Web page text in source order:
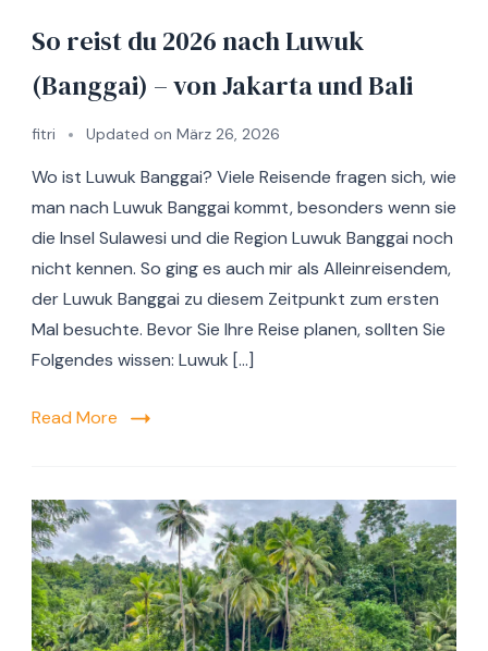
So reist du 2026 nach Luwuk
(Banggai) – von Jakarta und Bali
fitri Updated on März 26, 2026
Wo ist Luwuk Banggai? Viele Reisende fragen sich, wie
man nach Luwuk Banggai kommt, besonders wenn sie
die Insel Sulawesi und die Region Luwuk Banggai noch
nicht kennen. So ging es auch mir als Alleinreisendem,
der Luwuk Banggai zu diesem Zeitpunkt zum ersten
Mal besuchte. Bevor Sie Ihre Reise planen, sollten Sie
Folgendes wissen: Luwuk […]
Read More